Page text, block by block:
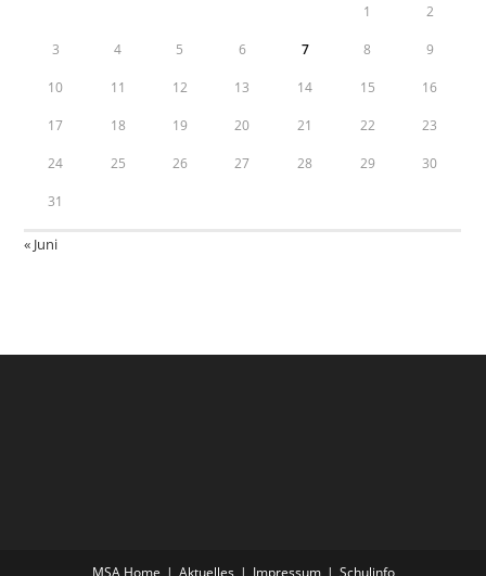
1 2
3 4 5 6 7 8 9
10 11 12 13 14 15 16
17 18 19 20 21 22 23
24 25 26 27 28 29 30
31
« Juni
MSA Home Aktuelles Impressum Schulinfo